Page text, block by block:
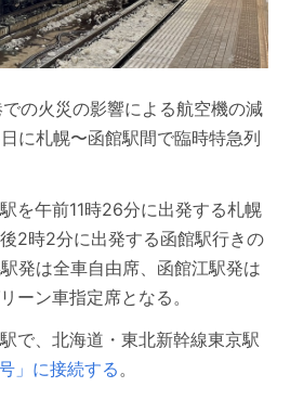
の火災の影響による航空機の減
に札幌〜函館駅間で臨時特急列
を午前11時26分に出発する札幌
2時2分に出発する函館駅行きの
発は全車自由席、函館江駅発は
ーン車指定席となる。
で、北海道・東北新幹線東京駅
」に接続する。